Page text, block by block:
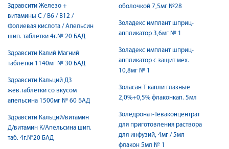
Здравсити Железо +
витамины С / B6 / B12 /
Фолиевая кислота / Апельсин
шип. таблетки 4г.№ 20 БАД
Здравсити Калий Магний
таблетки 1140мг № 30 БАД
Здравсити Кальций Д3
жев.таблетки со вкусом
апельсина 1500мг № 60 БАД
Здравсити Кальций/витамин
Д/витамин К/Апельсина шип.
таб. 4г.№20 БАД
оболочкой 7,5мг №28
Золадекс имплант шприц-
аппликатор 3,6мг № 1
Золадекс имплант шприц-
аппликатор с защит мех.
10,8мг № 1
Золасан Т капли глазные
2,0%+0,5% флаконкап. 5мл
Золедронат-Теваконцентрат
для приготовления раствора
для инфузий, 4мг / 5мл
флакон 5мл № 1